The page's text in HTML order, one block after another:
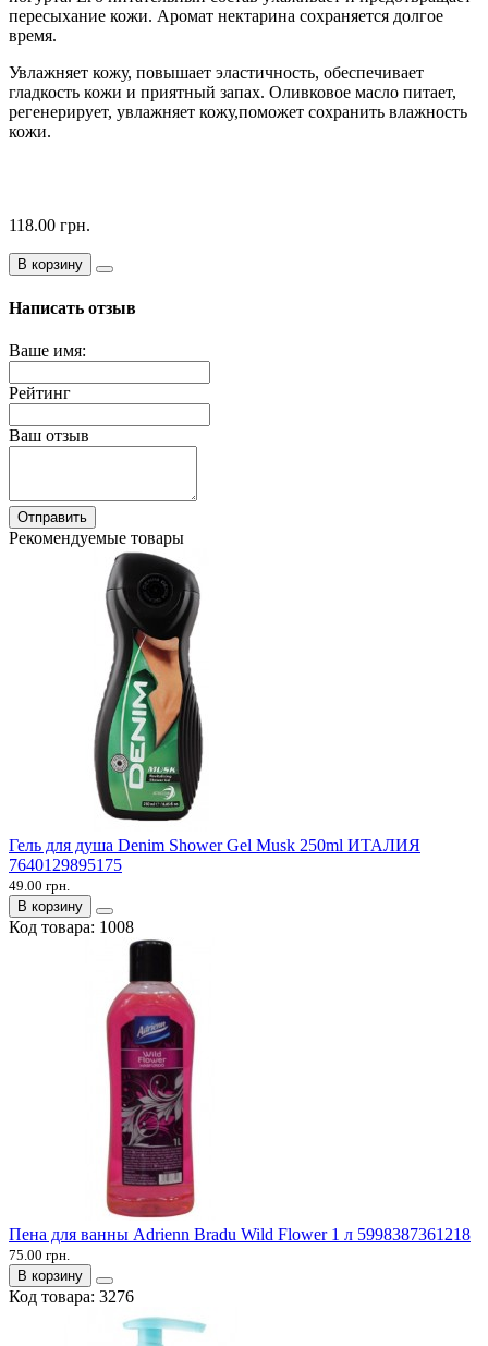
пересыхание кожи. Аромат нектарина сохраняется долгое
время.
Увлажняет кожу, повышает эластичность, обеспечивает
гладкость кожи и приятный запах. Оливковое масло питает,
регенерирует, увлажняет кожу,поможет сохранить влажность
кожи.
118.00 грн.
В корзину
Написать отзыв
Ваше имя:
Рейтинг
Ваш отзыв
Отправить
Рекомендуемые товары
Гель для душа Denim Shower Gel Musk 250ml ИТАЛИЯ
7640129895175
49.00 грн.
В корзину
Код товара: 1008
Пена для ванны Adrienn Bradu Wild Flower 1 л 5998387361218
75.00 грн.
В корзину
Код товара: 3276